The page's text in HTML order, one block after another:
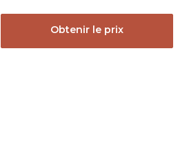
Obtenir le prix